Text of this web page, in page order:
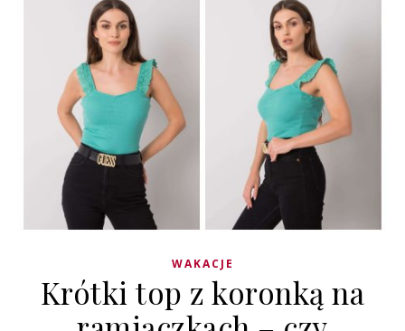
WAKACJE
Krótki top z koronką na